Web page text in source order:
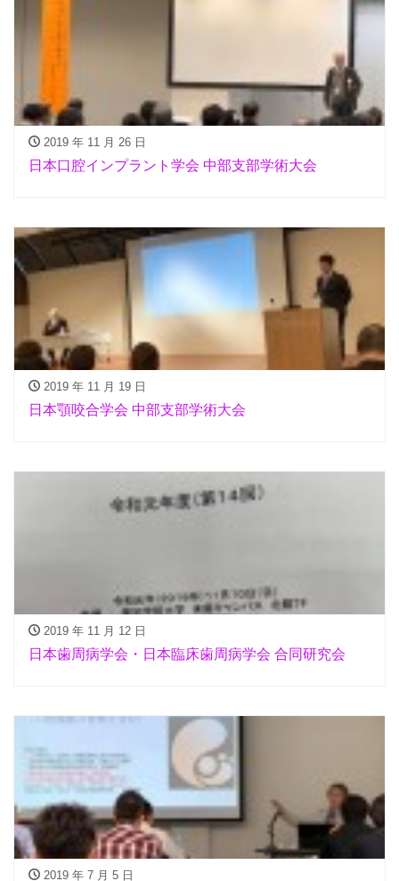
2019 年 11 月 26 日
日本口腔インプラント学会 中部支部学術大会
2019 年 11 月 19 日
日本顎咬合学会 中部支部学術大会
2019 年 11 月 12 日
日本歯周病学会・日本臨床歯周病学会 合同研究会
2019 年 7 月 5 日